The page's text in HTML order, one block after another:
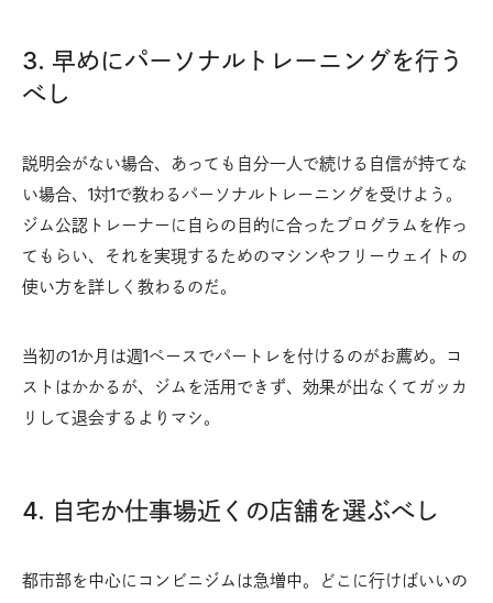
3. 早めにパーソナルトレーニングを行う
べし
説明会がない場合、あっても自分一人で続ける自信が持てな
い場合、1対1で教わるパーソナルトレーニングを受けよう。
ジム公認トレーナーに自らの目的に合ったプログラムを作っ
てもらい、それを実現するためのマシンやフリーウェイトの
使い方を詳しく教わるのだ。
当初の1か月は週1ペースでパートレを付けるのがお薦め。コ
ストはかかるが、ジムを活用できず、効果が出なくてガッカ
リして退会するよりマシ。
4. 自宅か仕事場近くの店舗を選ぶべし
都市部を中心にコンビニジムは急増中。どこに行けばいいの